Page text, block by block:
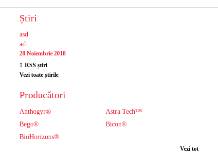
Știri
asd
ad
28 Noiembrie 2018
RSS știri
Vezi toate știrile
Producători
Anthogyr®
Astra Tech™
Bego®
Bicon®
BioHorizons®
Vezi tot